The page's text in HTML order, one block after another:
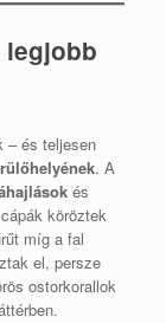
legjobb
– és teljesen
. A
és
köröztek
míg a fal
el, persze
ostorkorallok